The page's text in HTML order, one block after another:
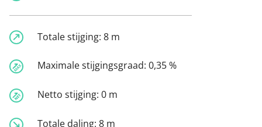
Totale stijging: 8 m
Maximale stijgingsgraad: 0,35 %
Netto stijging: 0 m
Totale daling: 8 m